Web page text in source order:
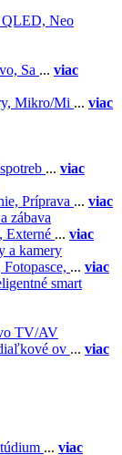
QLED, Neo
Sa ... viac
Mikro/Mi ... viac
... viac
Príprava ... viac
zábava
Externé ... viac
a kamery
Fotopasce, ... viac
smart
TV/AV
ov ... viac
... viac